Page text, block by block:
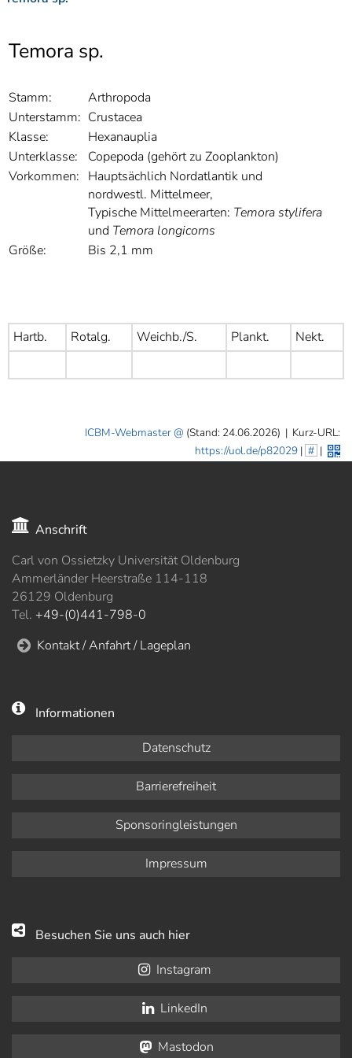
Temora sp.
Stamm:
Arthropoda
Unterstamm: Crustacea
Klasse:
Hexanauplia
Unterklasse:
Copepoda (gehört zu Zooplankton)
Vorkommen: Hauptsächlich Nordatlantik und
nordwestl. Mittelmeer,
Typische Mittelmeerarten: Temora stylifera
und Temora longicorns
Größe:
Bis 2,1 mm
Hartb. Rotalg. Weichb./S. Plankt. Nekt.
ICBM-Webmaster (Stand: 24.06.2026) | Kurz-URL:
https://uol.de/p82029| # |
Anschrift
Carl von Ossietzky Universität Oldenburg
Ammerländer Heerstraße 114-118
26129 Oldenburg
Tel. +49-(0)441-798-0
Kontakt / Anfahrt / Lageplan
Informationen
Datenschutz
Barrierefreiheit
Sponsoringleistungen
Impressum
Besuchen Sie uns auch hier
Instagram
LinkedIn
Mastodon